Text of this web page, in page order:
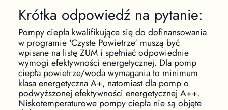
Krótka odpowiedź na pytanie:
Pompy ciepła kwalifikujące się do dofinansowania
w programie 'Czyste Powietrze' muszą być
wpisane na listę ZUM i spełniać odpowiednie
wymogi efektywności energetycznej. Dla pomp
ciepła powietrze/woda wymagania to minimum
klasa energetyczna A+, natomiast dla pomp o
podwyższonej efektywności energetycznej A++.
Niskotemperaturowe pompy ciepła nie są objęte